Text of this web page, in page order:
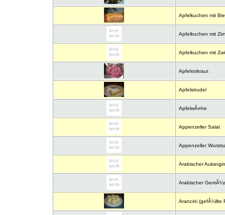
Apfelkuchen mit
Apfelkuchen mit
Apfelkuchen mit
Apfelrotkraut
Apfelstrudel
ApfelwÃ¤he
Appenzeller Salat
Appenzeller
Arabischer
Arabischer
Arancini (gefÃ¼llte